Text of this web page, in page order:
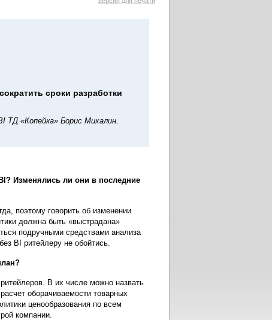
сроки разработки
ТД «Копейка» Борис Михалин.
Изменялись ли они в последние
поэтому говорить об изменении
должна быть «выстрадана»
подручными средствами анализа
BI ритейлеру не обойтись.
В их числе можно назвать
оборачиваемости товарных
ценообразования по всем
компании.